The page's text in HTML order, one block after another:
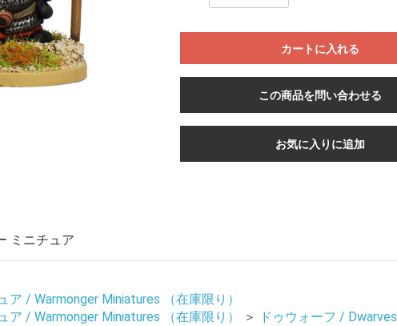
カートに入れる
この商品を問い合わせる
お気に入りに追加
ミニチュア
ア / Warmonger Miniatures （在庫限り）
ア / Warmonger Miniatures （在庫限り）
＞
ドゥウォーフ / Dwarves